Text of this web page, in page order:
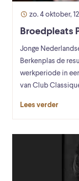
zo. 4 oktober,
Broedpleats
Jonge
Berkenplas de
werkperiode in
van Club
Lees verder